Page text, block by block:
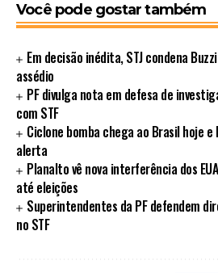
Você pode gostar também
Em decisão inédita, STJ condena
assédio
PF divulga nota em defesa de
com STF
Ciclone bomba chega ao Brasil hoje
alerta
Planalto vê nova interferência dos
até eleições
Superintendentes da PF defendem
no STF